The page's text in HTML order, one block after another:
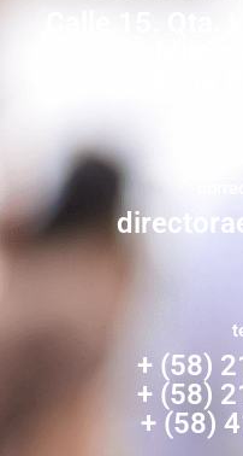
Calle 15.
Zona
+ (58)
+ (58)
+ (58)